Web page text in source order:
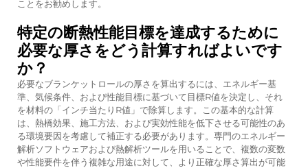
ことをお勧めします。
特定の断熱性能目標を達成するために
必要な厚さをどう計算すればよいです
か？
必要なブランケットロールの厚さを算出するには、エネルギー基
準、気候条件、および性能目標に基づいて目標R値を決定し、それ
を材料の「インチ当たりR値」で除算します。この基本的な計算
は、熱橋効果、施工方法、および実効性能を低下させる可能性のあ
る環境要因を考慮して補正する必要があります。専門のエネルギー
解析ソフトウェアおよび熱解析ツールを用いることで、複数の変数
や性能要件を伴う複雑な用途に対して、より正確な厚さ算出が可能